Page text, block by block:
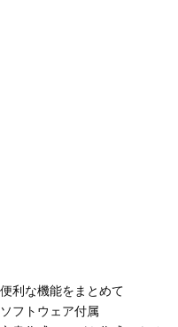
便利な機能をまとめて
ソフトウェア付属